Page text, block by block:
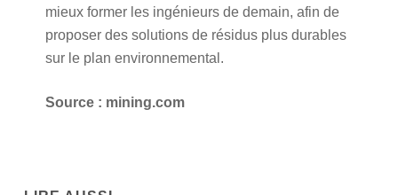
mieux former les ingénieurs de demain, afin de
proposer des solutions de résidus plus durables
sur le plan environnemental.
Source : mining.com